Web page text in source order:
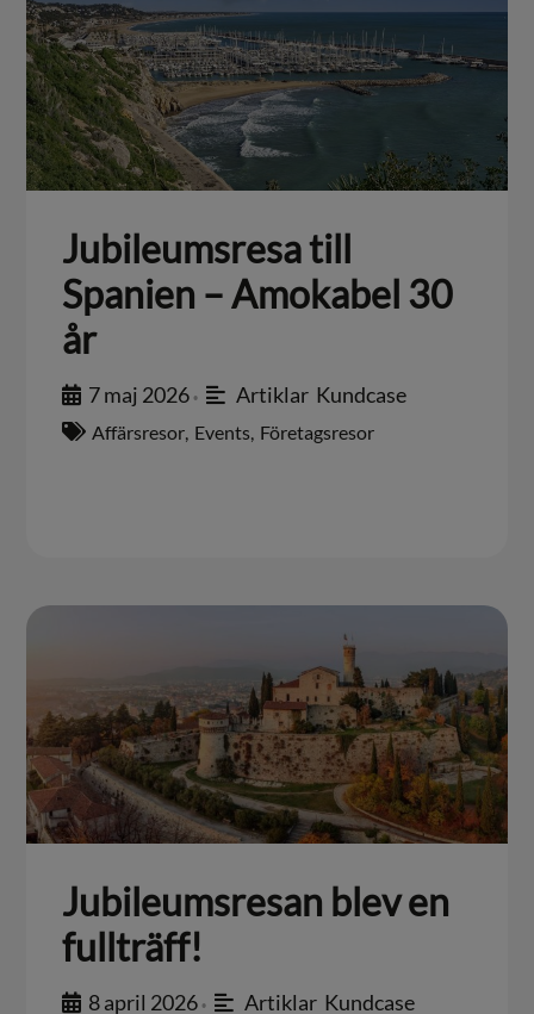
Jubileumsresa till
Spanien – Amokabel 30
år
7 maj 2026 • Artiklar, Kundcase
Affärsresor, Events, Företagsresor
Jubileumsresan blev en
fullträff!
8 april 2026 • Artiklar, Kundcase